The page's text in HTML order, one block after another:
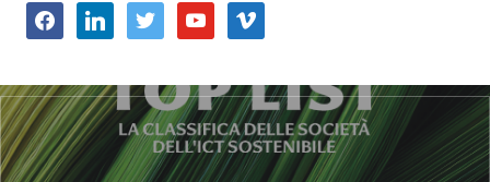
facebooklinkedin twitter youtube vimeo